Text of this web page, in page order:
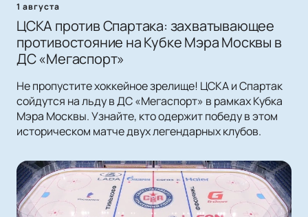
1 августа
ЦСКА против Спартака: захватывающее
противостояние на Кубке Мэра Москвы в
ДС «Мегаспорт»
Не пропустите хоккейное зрелище! ЦСКА и Спартак
сойдутся на льду в ДС «Мегаспорт» в рамках Кубка
Мэра Москвы. Узнайте, кто одержит победу в этом
историческом матче двух легендарных клубов.